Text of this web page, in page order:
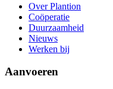
Over Plantion
Coöperatie
Duurzaamheid
Nieuws
Werken bij
Aanvoeren